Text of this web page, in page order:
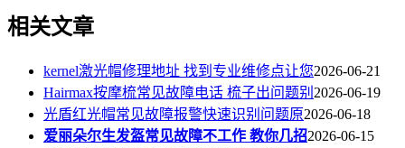
相关文章
kernel激光帽修理地址 找到专业维修点让您2026-06-21
Hairmax按摩梳常见故障电话 梳子出问题别 2026-06-19
光盾红光帽常见故障报警快速识别问题原2026-06-18
爱丽朵尔生发盔常见故障不工作 教你几招2026-06-15